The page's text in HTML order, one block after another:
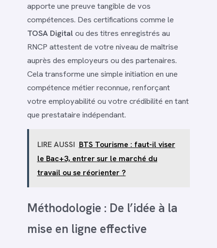
apporte une preuve tangible de vos
compétences. Des certifications comme le
TOSA Digital ou des titres enregistrés au
RNCP attestent de votre niveau de maîtrise
auprès des employeurs ou des partenaires.
Cela transforme une simple initiation en une
compétence métier reconnue, renforçant
votre employabilité ou votre crédibilité en tant
que prestataire indépendant.
LIRE AUSSI BTS Tourisme : faut-il viser
le Bac+3, entrer sur le marché du
travail ou se réorienter ?
Méthodologie : De l’idée à la
mise en ligne effective